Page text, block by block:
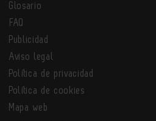
Glosario
FAQ
Publicidad
Aviso legal
Política de privacidad
Política de cookies
Mapa web